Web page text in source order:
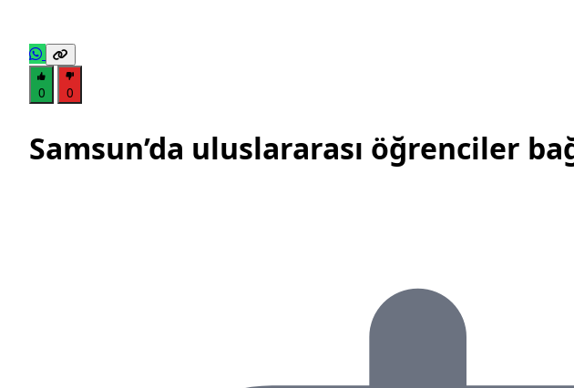
0 0
Samsun’da uluslararası öğrenciler